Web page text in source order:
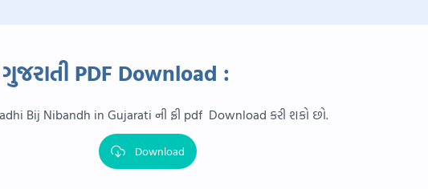
PDF Download :
Bij Nibandh in Gujarati ની ફ્રી pdf Download કરી શકો છો.
Download